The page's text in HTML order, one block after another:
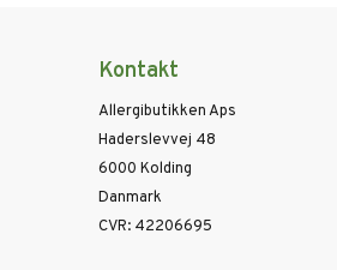
Kontakt
Allergibutikken Aps
Haderslevvej 48
6000 Kolding
Danmark
CVR: 42206695